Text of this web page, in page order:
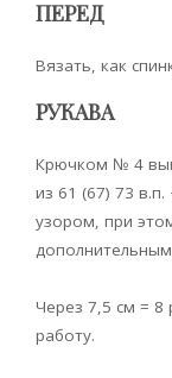
ПЕРЕД
Вязать, как
РУКАВА
Крючком № 4
из 61 (67) 73
узором, при
Через 7,5 см = 8
работу.